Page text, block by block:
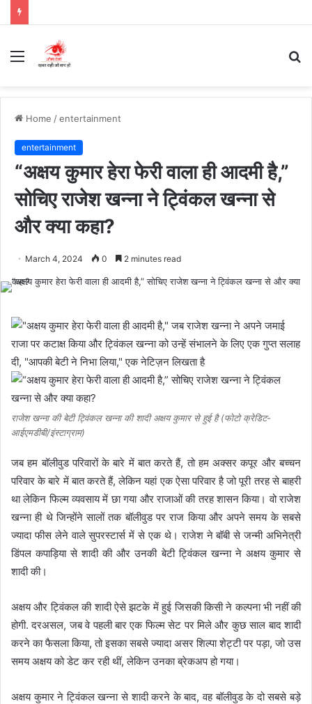
Menu
Home /entertainment
entertainment
“अक्षय कुमार हेरा फेरी वाला ही आदमी है,”
सोचिए राजेश खन्ना ने ट्विंकल खन्ना से
और क्या कहा?
March 4, 2024 0 2 minutes read
राजेश खन्ना की बेटी ट्विंकल खन्ना की शादी अक्षय कुमार से हुई है (फोटो क्रेडिट-
आईएमडीबी/इंस्टाग्राम)
जब हम बॉलीवुड परिवारों के बारे में बात करते हैं, तो हम अक्सर कपूर और बच्चन
परिवार के बारे में बात करते हैं, लेकिन यहां एक ऐसा परिवार है जो पूरी तरह से बाहरी
था लेकिन फिल्म व्यवसाय में छा गया और राजाओं की तरह शासन किया। वो राजेश
खन्ना ही थे जिन्होंने सालों तक बॉलीवुड पर राज किया और अपने समय के सबसे
ज्यादा फीस लेने वाले सुपरस्टार्स में से एक थे। राजेश ने बॉबी से जन्मी अभिनेत्री
डिंपल कपाड़िया से शादी की और उनकी बेटी ट्विंकल खन्ना ने अक्षय कुमार से
शादी की।
अक्षय और ट्विंकल की शादी ऐसे झटके में हुई जिसकी किसी ने कल्पना भी नहीं की
होगी. दरअसल, जब वे पहली बार एक फिल्म सेट पर मिले और कुछ साल बाद शादी
करने का फैसला किया, तो इसका सबसे ज्यादा असर शिल्पा शेट्टी पर पड़ा, जो उस
समय अक्षय को डेट कर रही थीं, लेकिन उनका ब्रेकअप हो गया।
अक्षय कुमार ने ट्विंकल खन्ना से शादी करने के बाद, वह बॉलीवुड के दो सबसे बड़े